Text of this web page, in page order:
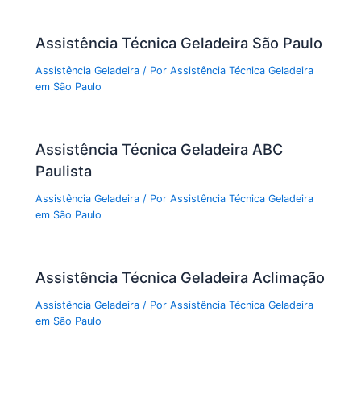
Assistência Técnica Geladeira São Paulo
Assistência Geladeira / PorAssistência Técnica Geladeira
em São Paulo
Assistência Técnica Geladeira ABC
Paulista
Assistência Geladeira / PorAssistência Técnica Geladeira
em São Paulo
Assistência Técnica Geladeira Aclimação
Assistência Geladeira / PorAssistência Técnica Geladeira
em São Paulo